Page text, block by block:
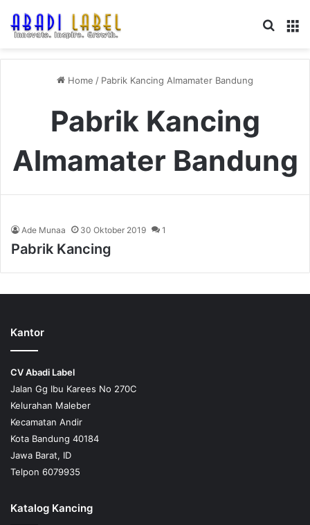
Home / Pabrik Kancing Almamater Bandung
Pabrik Kancing
Almamater Bandung
Ade Munaa 30 Oktober 2019 1
Pabrik Kancing
Kantor
CV Abadi Label
Jalan Gg Ibu Karees No 270C
Kelurahan Maleber
Kecamatan Andir
Kota Bandung 40184
Jawa Barat, ID
Telpon 6079935
Katalog Kancing